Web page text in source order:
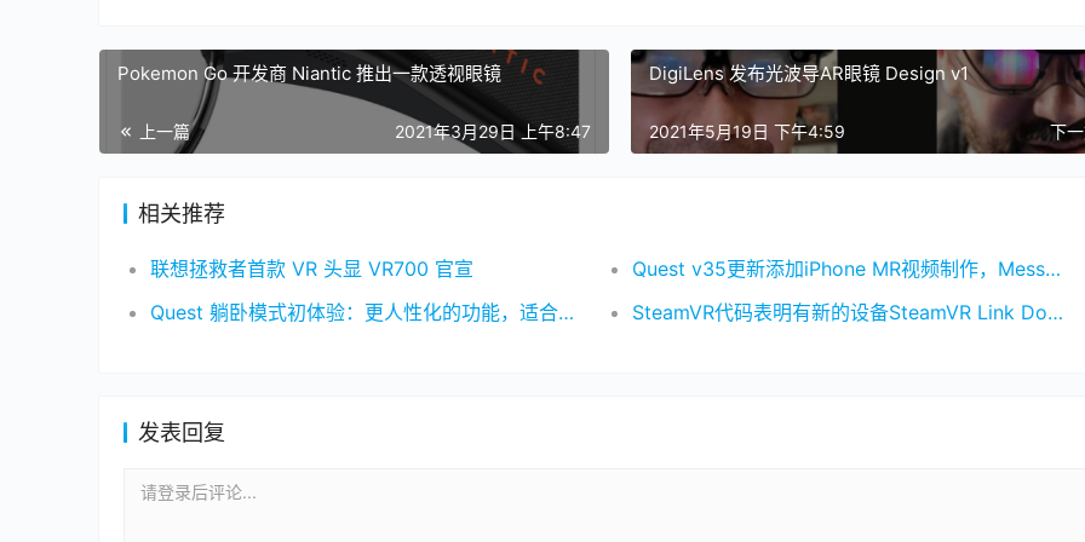
Pokemon Go 开发商 Niantic 推出一款透视眼镜
上一篇 2021年3月29日 上午8:47
DigiLens 发布光波导AR眼镜 Design v1
下
2021年5月19日 下午4:59
相关推荐
联想拯救者首款 VR 头显 VR700 官宣
Quest v35更新添加iPhone MR视频制作，Messenger呼叫
Quest 躺卧模式初体验：更人性化的功能，适合强度不高的内容
SteamVR代码表明有新的设备SteamVR Link Dongle，可实现无线串流
发表回复
请登录后评论...